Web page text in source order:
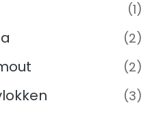
(1)
(2)
(2)
(3)